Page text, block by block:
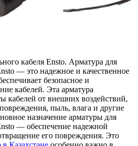
кaбeля Ensto. Арматура для
— это надежное и качественное
безопасное и
кабелей. Эта арматура
кабелей от внешних воздействий,
пыль, влага и другие
назначение арматуры для
— обеспечение надежной
его повреждения. Это